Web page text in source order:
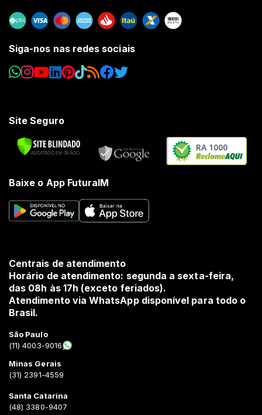
Siga-nos nas redes sociais
Site Seguro
RA 1000
Baixe o App FuturaIM
Centrais de atendimento
Horário de atendimento: segunda a sexta-feira,
das 08h às 17h (exceto feriados).
Atendimento via WhatsApp disponível para todo o
Brasil.
São Paulo
(11) 4003-9016
Minas Gerais
(31) 2391-4559
Santa Catarina
(48) 3380-9407